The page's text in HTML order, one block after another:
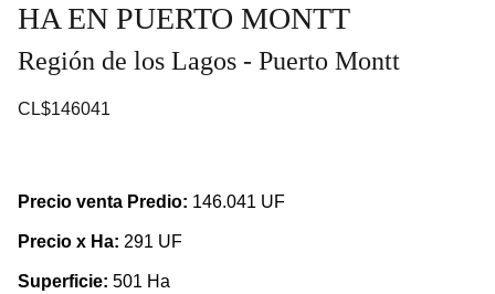
HA EN PUERTO MONTT
Región de los Lagos - Puerto Montt
CL$146041
Precio venta Predio: 146.041 UF
Precio x Ha: 291 UF
Superficie: 501 Ha